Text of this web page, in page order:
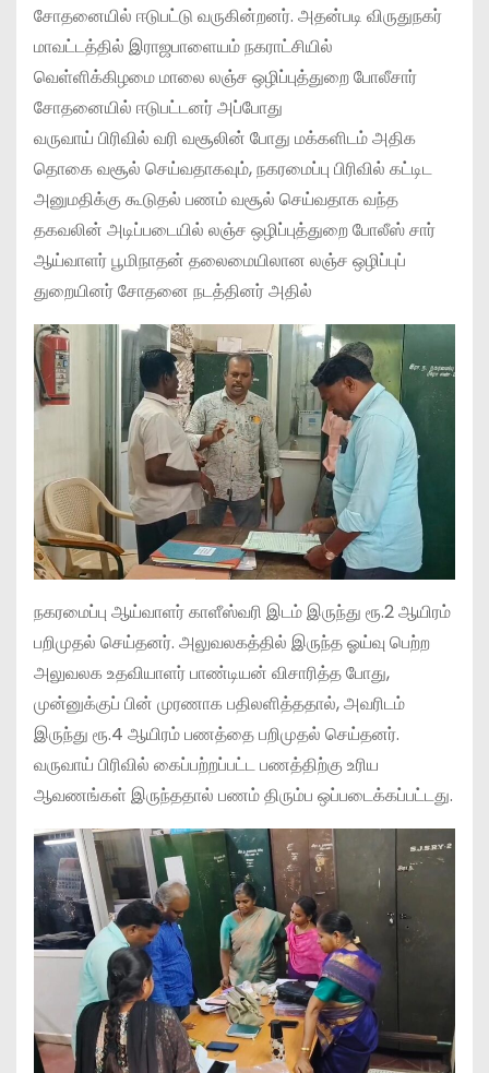
சோதனையில் ஈடுபட்டு வருகின்றனர். அதன்படி விருதுநகர்
மாவட்டத்தில் இராஜபாளையம் நகராட்சியில்
வெள்ளிக்கிழமை மாலை லஞ்ச ஒழிப்புத்துறை போலீசார்
சோதனையில் ஈடுபட்டனர் அப்போது
வருவாய் பிரிவில் வரி வசூலின் போது மக்களிடம் அதிக
தொகை வசூல் செய்வதாகவும், நகரமைப்பு பிரிவில் கட்டிட
அனுமதிக்கு கூடுதல் பணம் வசூல் செய்வதாக வந்த
தகவலின் அடிப்படையில் லஞ்ச ஒழிப்புத்துறை போலீஸ் சார்
ஆய்வாளர் பூமிநாதன் தலைமையிலான லஞ்ச ஒழிப்புப்
துறையினர் சோதனை நடத்தினர் அதில்
நகரமைப்பு ஆய்வாளர் காளீஸ்வரி இடம் இருந்து ரூ.2 ஆயிரம்
பறிமுதல் செய்தனர். அலுவலகத்தில் இருந்த ஓய்வு பெற்ற
அலுவலக உதவியாளர் பாண்டியன் விசாரித்த போது,
முன்னுக்குப் பின் முரணாக பதிலளித்ததால், அவரிடம்
இருந்து ரூ.4 ஆயிரம் பணத்தை பறிமுதல் செய்தனர்.
வருவாய் பிரிவில் கைப்பற்றப்பட்ட பணத்திற்கு உரிய
ஆவணங்கள் இருந்ததால் பணம் திரும்ப ஒப்படைக்கப்பட்டது.